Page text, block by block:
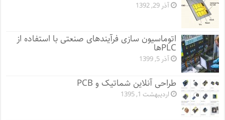
آذر 29, 1392
اتوماسیون سازی فرآیندهای صنعتی با استفاده از
PLCها
آذر 5, 1399
طراحی آنلاین شماتیک و PCB
اردیبهشت 1, 1395